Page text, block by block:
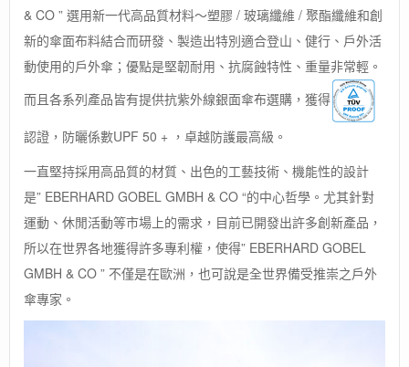
& CO ” 選用新一代高品質材料～塑膠 / 玻璃纖維 / 聚酯纖維和創
新的傘面布料結合而研發、製造出特別適合登山、健行、戶外活
動使用的戶外傘；優點是堅韌耐用、抗腐蝕特性、重量非常輕。
而且各系列產品皆有提供抗紫外線銀面傘布選購，獲得
認證，防曬係數UPF 50 + ，卓越防護最高級。
一直堅持採用高品質的材質、出色的工藝技術、機能性的設計
是” EBERHARD GOBEL GMBH & CO “的中心哲學。尤其針對
運動、休閒活動等市場上的需求，目前已開發出許多創新產品，
所以在世界各地獲得許多專利權，使得” EBERHARD GOBEL
GMBH & CO ” 不僅是在歐洲，也可說是全世界備受推崇之戶外
傘專家。